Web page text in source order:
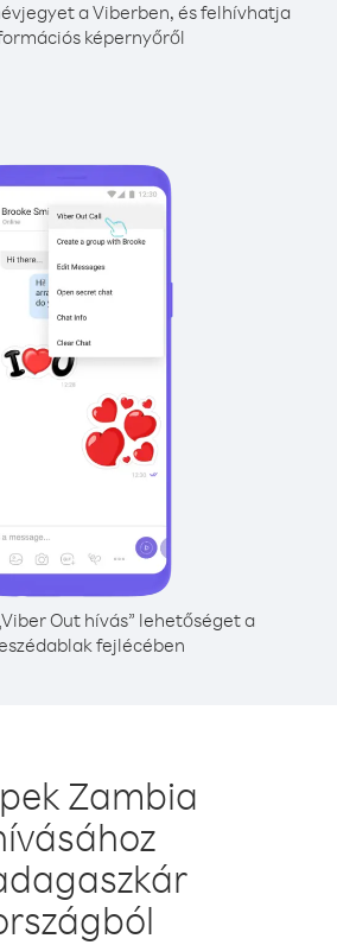
a Viberben, és felhívhatja
képernyőről
Out hívás” lehetőséget a
fejlécében
Zambia